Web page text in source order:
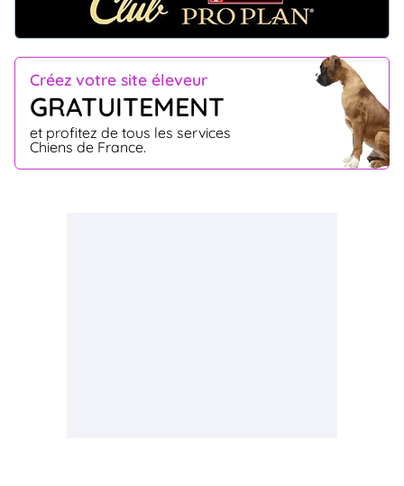
Créez votre site éleveur
GRATUITEMENT
et profitez de tous les services
Chiens de France.